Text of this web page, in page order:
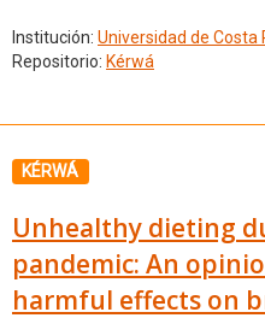
Institución: Universidad de Costa
Repositorio: Kérwá
KÉRWÁ
Unhealthy dieting
pandemic: An
harmful effects on